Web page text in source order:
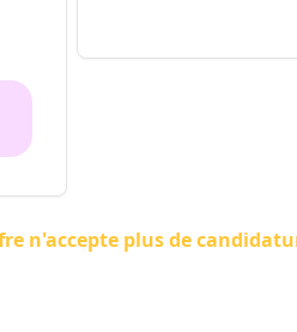
n'accepte plus de